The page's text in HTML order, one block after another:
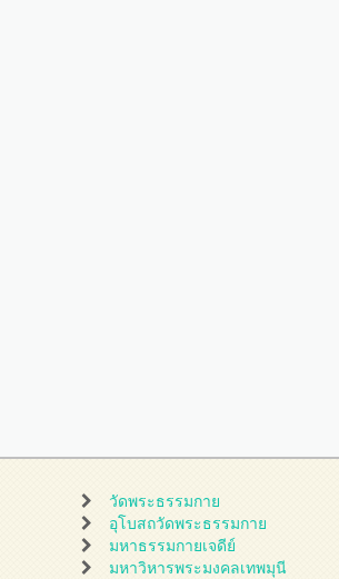
วัดพระธรรมกาย
อุโบสถวัดพระธรรมกาย
มหาธรรมกายเจดีย์
มหาวิหารพระมงคลเทพมุนี